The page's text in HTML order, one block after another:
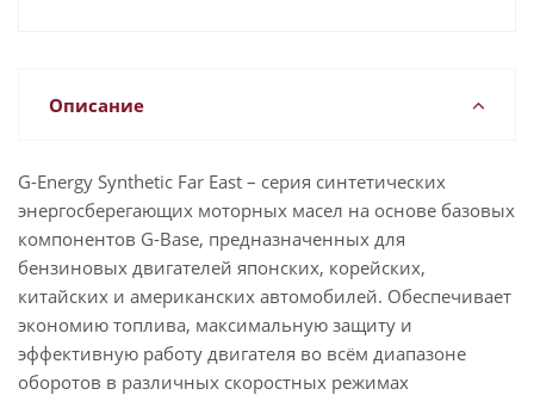
Описание
G-Energy Synthetic Far East – серия синтетических
энергосберегающих моторных масел на основе базовых
компонентов G-Base, предназначенных для
бензиновых двигателей японских, корейских,
китайских и американских автомобилей. Обеспечивает
экономию топлива, максимальную защиту и
эффективную работу двигателя во всём диапазоне
оборотов в различных скоростных режимах